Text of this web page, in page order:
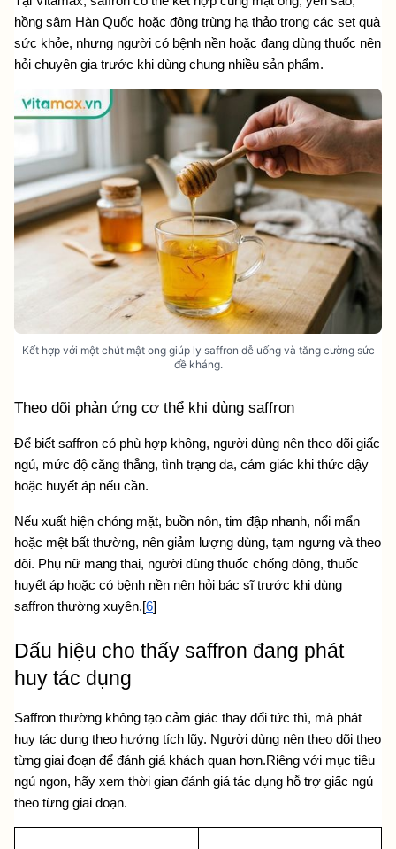
hồng sâm Hàn Quốc hoặc đông trùng hạ thảo trong các set quà
sức khỏe, nhưng người có bệnh nền hoặc đang dùng thuốc nên
hỏi chuyên gia trước khi dùng chung nhiều sản phẩm.
Kết hợp với một chút mật ong giúp ly saffron dễ uống và tăng cường sức
đề kháng.
Theo dõi phản ứng cơ thể khi dùng saffron
Để biết saffron có phù hợp không, người dùng nên theo dõi giấc
ngủ, mức độ căng thẳng, tình trạng da, cảm giác khi thức dậy
hoặc huyết áp nếu cần.
Nếu xuất hiện chóng mặt, buồn nôn, tim đập nhanh, nổi mẩn
hoặc mệt bất thường, nên giảm lượng dùng, tạm ngưng và theo
dõi. Phụ nữ mang thai, người dùng thuốc chống đông, thuốc
huyết áp hoặc có bệnh nền nên hỏi bác sĩ trước khi dùng
saffron thường xuyên.[6]
Dấu hiệu cho thấy saffron đang phát
huy tác dụng
Saffron thường không tạo cảm giác thay đổi tức thì, mà phát
huy tác dụng theo hướng tích lũy. Người dùng nên theo dõi theo
từng giai đoạn để đánh giá khách quan hơn.Riêng với mục tiêu
ngủ ngon, hãy xem thời gian đánh giá tác dụng hỗ trợ giấc ngủ
theo từng giai đoạn.